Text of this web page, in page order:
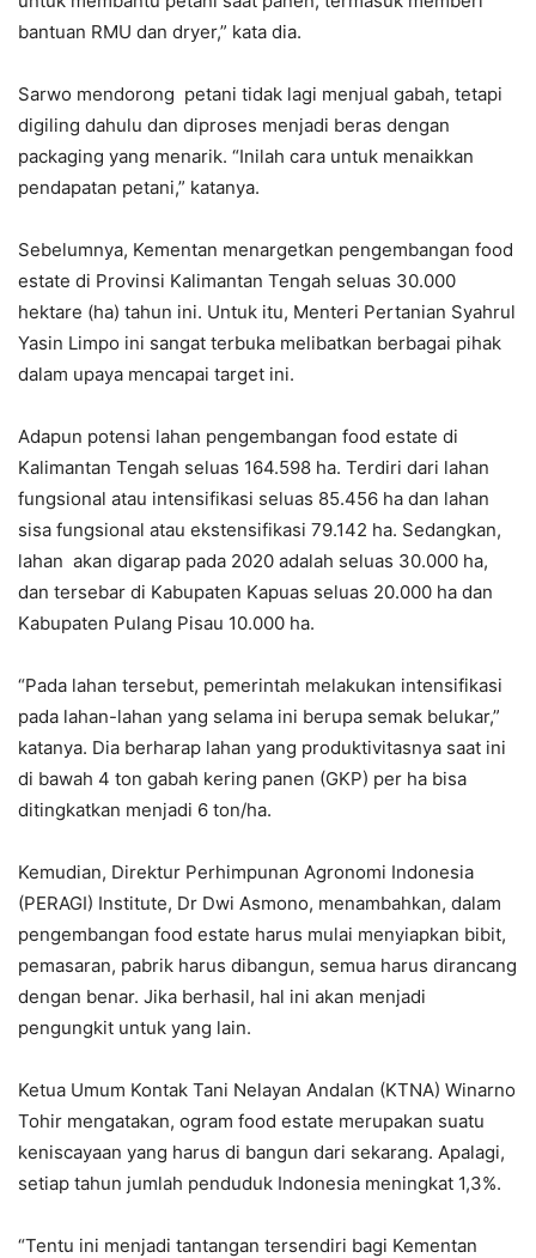
bantuan RMU dan dryer,” kata dia.
Sarwo mendorong petani tidak lagi menjual gabah, tetapi
digiling dahulu dan diproses menjadi beras dengan
packaging yang menarik. “Inilah cara untuk menaikkan
pendapatan petani,” katanya.
Sebelumnya, Kementan menargetkan pengembangan food
estate di Provinsi Kalimantan Tengah seluas 30.000
hektare (ha) tahun ini. Untuk itu, Menteri Pertanian Syahrul
Yasin Limpo ini sangat terbuka melibatkan berbagai pihak
dalam upaya mencapai target ini.
Adapun potensi lahan pengembangan food estate di
Kalimantan Tengah seluas 164.598 ha. Terdiri dari lahan
fungsional atau intensifikasi seluas 85.456 ha dan lahan
sisa fungsional atau ekstensifikasi 79.142 ha. Sedangkan,
lahan akan digarap pada 2020 adalah seluas 30.000 ha,
dan tersebar di Kabupaten Kapuas seluas 20.000 ha dan
Kabupaten Pulang Pisau 10.000 ha.
“Pada lahan tersebut, pemerintah melakukan intensifikasi
pada lahan-lahan yang selama ini berupa semak belukar,”
katanya. Dia berharap lahan yang produktivitasnya saat ini
di bawah 4 ton gabah kering panen (GKP) per ha bisa
ditingkatkan menjadi 6 ton/ha.
Kemudian, Direktur Perhimpunan Agronomi Indonesia
(PERAGI) Institute, Dr Dwi Asmono, menambahkan, dalam
pengembangan food estate harus mulai menyiapkan bibit,
pemasaran, pabrik harus dibangun, semua harus dirancang
dengan benar. Jika berhasil, hal ini akan menjadi
pengungkit untuk yang lain.
Ketua Umum Kontak Tani Nelayan Andalan (KTNA) Winarno
Tohir mengatakan, ogram food estate merupakan suatu
keniscayaan yang harus di bangun dari sekarang. Apalagi,
setiap tahun jumlah penduduk Indonesia meningkat 1,3%.
“Tentu ini menjadi tantangan tersendiri bagi Kementan